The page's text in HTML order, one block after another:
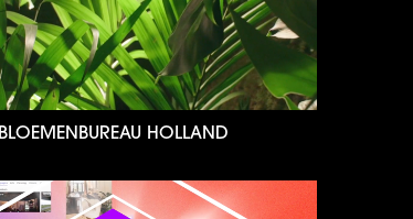
BLOEMENBUREAU HOLLAND